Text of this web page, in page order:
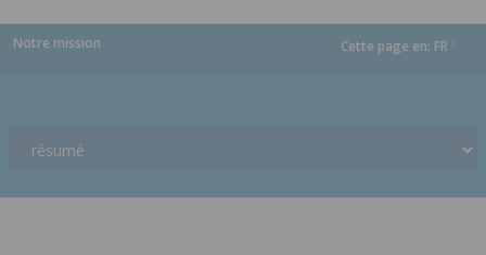
Notre mission Cette page en: FR